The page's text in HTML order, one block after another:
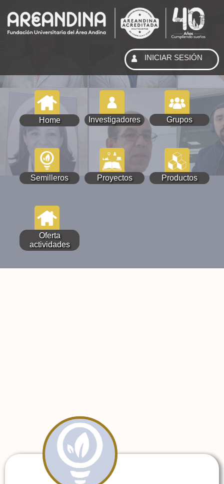
Home Investigadores Grupos
Semilleros Proyectos Productos
Oferta
actividades
INICIAR SESIÓN